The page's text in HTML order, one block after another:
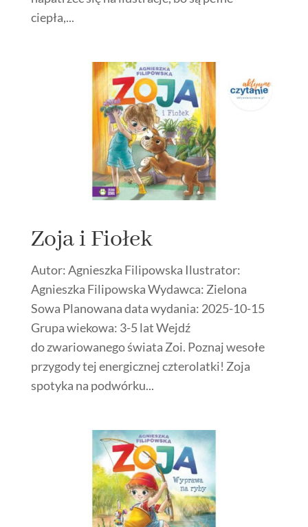
ciepła,...
Zoja i Fiołek
Autor: Agnieszka Filipowska Ilustrator:
Agnieszka Filipowska Wydawca: Zielona
Sowa Planowana data wydania: 2025-10-15
Grupa wiekowa: 3-5 lat Wejdź
do zwariowanego świata Zoi. Poznaj wesołe
przygody tej energicznej czterolatki! Zoja
spotyka na podwórku...